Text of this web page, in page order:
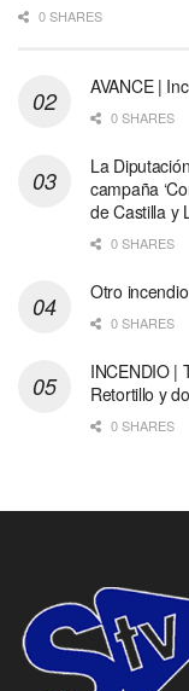
0 SHARES
AVANCE |
0 SHARES
La
campaña
de Castilla y
0 SHARES
Otro
0 SHARES
INCENDIO |
Retortillo y
0 SHARES